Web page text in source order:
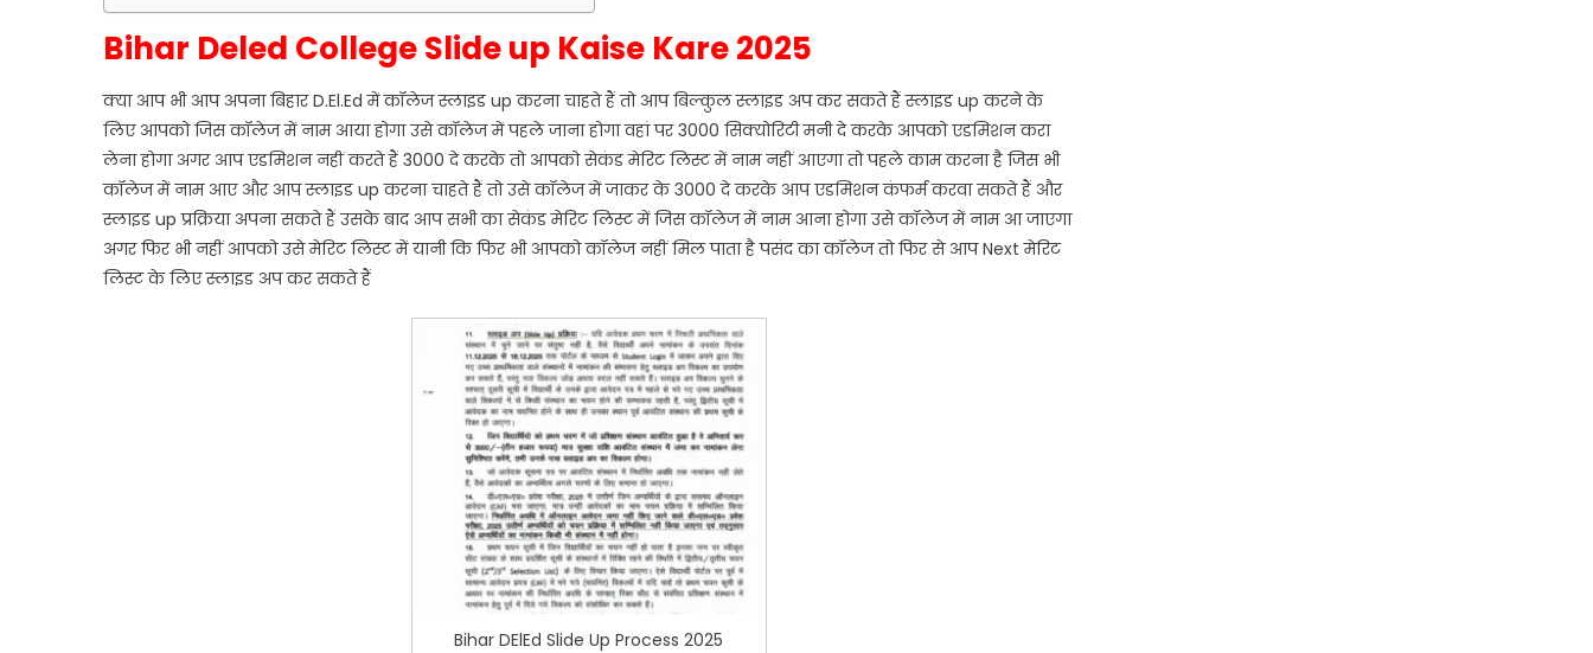
Bihar Deled College Slide up Kaise Kare 2025
क्या आप भी आप अपना बिहार D.El.Ed में कॉलेज स्लाइड up करना चाहते हैं तो आप बिल्कुल स्लाइड अप कर सकते हैं स्लाइड up करने के
लिए आपको जिस कॉलेज में नाम आया होगा उसे कॉलेज में पहले जाना होगा वहां पर 3000 सिक्योरिटी मनी दे करके आपको एडमिशन करा
लेना होगा अगर आप एडमिशन नहीं करते हैं 3000 दे करके तो आपको सेकंड मेरिट लिस्ट में नाम नहीं आएगा तो पहले काम करना है जिस भी
कॉलेज में नाम आए और आप स्लाइड up करना चाहते हैं तो उसे कॉलेज में जाकर के 3000 दे करके आप एडमिशन कंफर्म करवा सकते हैं और
स्लाइड up प्रक्रिया अपना सकते हैं उसके बाद आप सभी का सेकंड मेरिट लिस्ट में जिस कॉलेज में नाम आना होगा उसे कॉलेज में नाम आ जाएगा
अगर फिर भी नहीं आपको उसे मेरिट लिस्ट में यानी कि फिर भी आपको कॉलेज नहीं मिल पाता है पसंद का कॉलेज तो फिर से आप Next मेरिट
लिस्ट के लिए स्लाइड अप कर सकते हैं
Bihar DElEd Slide Up Process 2025